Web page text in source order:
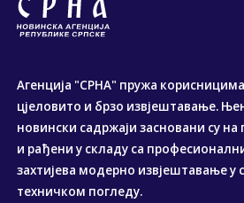
Агенција "СРНА" пружа корисницима
цјеловито и брзо извјештавање.
новински садржаји засновани су
и рађени у складу са
захтијева модерно извјештавање
техничком погледу.